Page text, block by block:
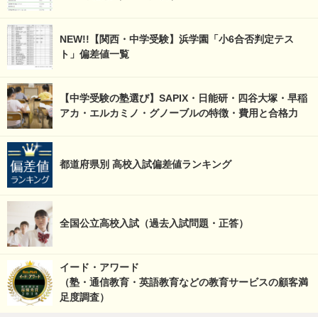
NEW!!【関西・中学受験】浜学園「小6合否判定テス
ト」偏差値一覧
【中学受験の塾選び】SAPIX・日能研・四谷大塚・早稲
アカ・エルカミノ・グノーブルの特徴・費用と合格力
都道府県別 高校入試偏差値ランキング
全国公立高校入試（過去入試問題・正答）
イード・アワード
（塾・通信教育・英語教育などの教育サービスの顧客満
足度調査）